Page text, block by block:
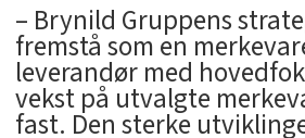
– Brynild Gruppens
fremstå som en
leverandør med
vekst på utvalgte
fast. Den sterke